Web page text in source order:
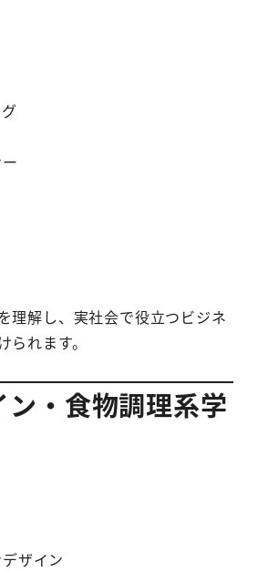
理解し、実社会で役立つビジネ
れます。
・食物調理系学
ザイン